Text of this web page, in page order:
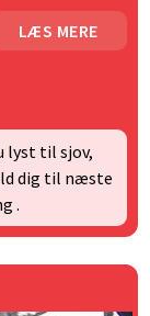
LÆS MERE
lyst til sjov,
dig til næste
.